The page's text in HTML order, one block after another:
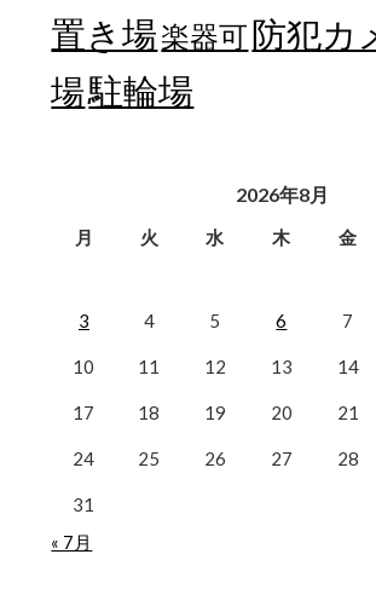
置き場楽器可防犯カ
場駐輪場
2026年8月
月 火 水 木 金
3 4 5 6 7
10 11 12 13 14
17 18 19 20 21
24 25 26 27 28
31
« 7月